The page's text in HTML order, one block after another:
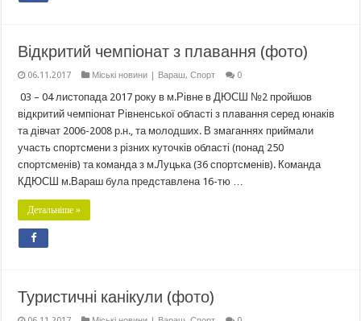
Відкритий чемпіонат з плавання (фото)
06.11.2017 Міські новини | Вараш,Спорт 0
03 – 04 листопада 2017 року в м.Рівне в ДЮСШ №2 пройшов
відкритий чемпіонат Рівненської області з плавання серед юнаків
та дівчат 2006-2008 р.н., та молодших. В змаганнях приймали
участь спортсмени з різних куточків області (понад 250
спортсменів) та команда з м.Луцька (36 спортсменів). Команда
КДЮСШ м.Вараш була представлена 16-тю …
Детальніше »
Туристичні канікули (фото)